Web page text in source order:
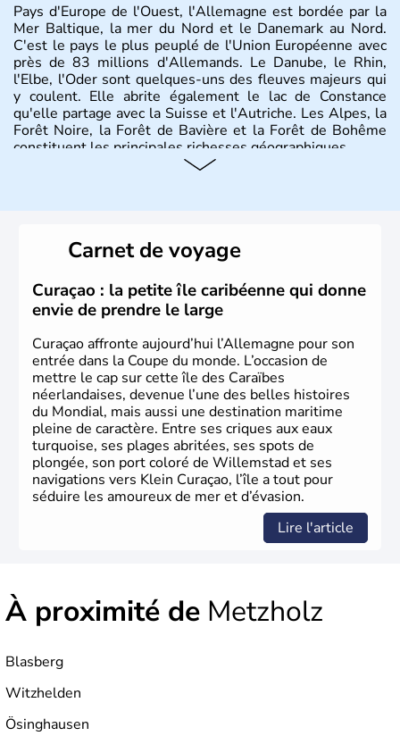
Pays d'Europe de l'Ouest, l'Allemagne est bordée par la
Mer Baltique, la mer du Nord et le Danemark au Nord.
C'est le pays le plus peuplé de l'Union Européenne avec
près de 83 millions d'Allemands. Le Danube, le Rhin,
l'Elbe, l'Oder sont quelques-uns des fleuves majeurs qui
y coulent. Elle abrite également le lac de Constance
qu'elle partage avec la Suisse et l'Autriche. Les Alpes, la
Forêt Noire, la Forêt de Bavière et la Forêt de Bohême
constituent les principales richesses géographiques.
lesquelles bénéficient d'une grande autonomie. Le pays
peut se targuer de grands noms qu'il a vu naître dans tous
les domaines, des arts à la politique en passant par la
philosophie. Hertz, Gutenberg, Heidegger, Thomas Mann,
Herman Hesse ou bien Hegel en font partie.
Carnet de voyage
Curaçao : la petite île caribéenne qui donne
envie de prendre le large
Curaçao affronte aujourd’hui l’Allemagne pour son
entrée dans la Coupe du monde. L’occasion de
mettre le cap sur cette île des Caraïbes
néerlandaises, devenue l’une des belles histoires
du Mondial, mais aussi une destination maritime
pleine de caractère. Entre ses criques aux eaux
turquoise, ses plages abritées, ses spots de
plongée, son port coloré de Willemstad et ses
navigations vers Klein Curaçao, l’île a tout pour
séduire les amoureux de mer et d’évasion.
Lire l'article
À proximité de Metzholz
Blasberg
Witzhelden
Ösinghausen